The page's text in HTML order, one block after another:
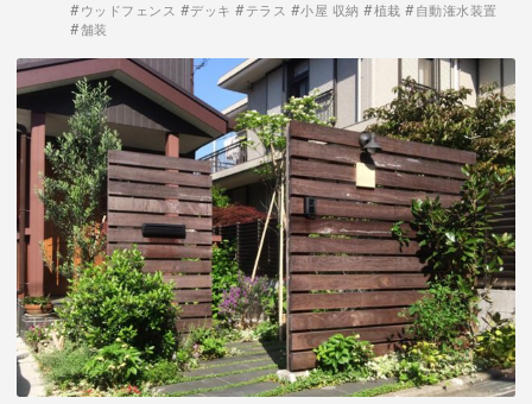
ウッドフェンス デッキ テラス 小屋 収納 植栽
自動潅水装置
舗装